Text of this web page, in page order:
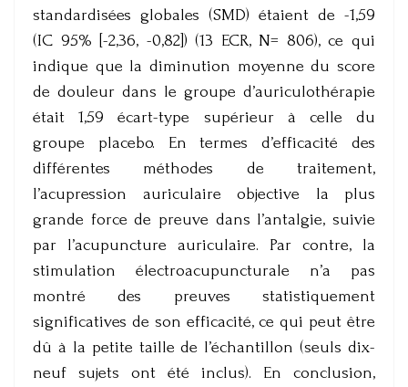
standardisées globales (SMD) étaient de -1,59
(IC 95% [-2,36, -0,82]) (13 ECR, N= 806), ce qui
indique que la diminution moyenne du score
de douleur dans le groupe d’auriculothérapie
était 1,59 écart-type supérieur à celle du
groupe placebo. En termes d’efficacité des
différentes méthodes de traitement,
l’acupression auriculaire objective la plus
grande force de preuve dans l’antalgie, suivie
par l’acupuncture auriculaire. Par contre, la
stimulation électroacupuncturale n’a pas
montré des preuves statistiquement
significatives de son efficacité, ce qui peut être
dû à la petite taille de l’échantillon (seuls dix-
neuf sujets ont été inclus). En conclusion,